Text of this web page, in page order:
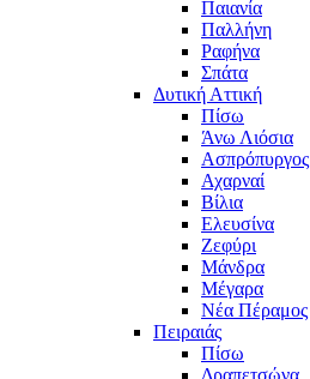
Παιανία
Παλλήνη
Ραφήνα
Σπάτα
Δυτική Αττική
Πίσω
Άνω Λιόσια
Ασπρόπυργος
Αχαρναί
Βίλια
Ελευσίνα
Ζεφύρι
Μάνδρα
Μέγαρα
Νέα Πέραμος
Πειραιάς
Πίσω
Δραπετσώνα